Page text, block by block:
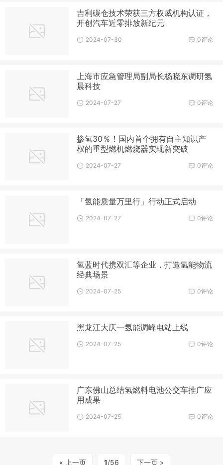
吉利碳仓技术荣获三方权威机构认证，
开创汽车近零排放新纪元
0评论
2024-07-30
上海市应急管理局副局长杨晓东调研氢
晨科技
0评论
2024-07-27
掺氢30％！国内首个拥有自主知识产
权的重型燃机燃烧器实现新突破
0评论
2024-07-27
「氢能质量万里行」行动正式启动
0评论
2024-07-27
氢蓝时代携双汇等企业，打造氢能物流
经典场景
0评论
2024-07-25
黑龙江大庆一氢能调峰电站上线
0评论
2024-07-25
广东佛山总结氢燃料电池公交车推广应
用成果
0评论
2024-07-25
« 上一页 1/56 下一页 »